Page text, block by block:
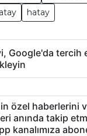
hatay
Google'da tercih
özel haberlerini
anında takip
kanalımıza